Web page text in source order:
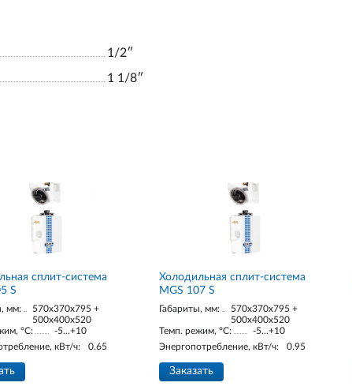
1/2ʺ
1 1/8ʺ
сплит-система
S
мм:
570x370x795 +
500x400x520
°С:
-5...+10
кВт/ч:
0.65
Холодильная сплит-система
MGS 107 S
Габариты, мм:
570x370x795 +
500x400x520
Темп. режим, °С:
-5...+10
Энергопотребление, кВт/ч:
0.95
Заказать